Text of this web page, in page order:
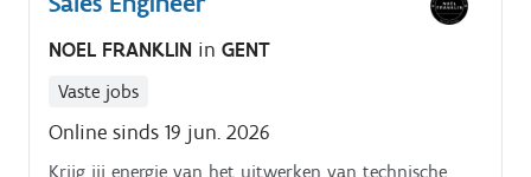
tekeningen, rekening houdend met de technische
mogelijkheden, kwaliteit, budget,
NOEL FRANKLIN in GENT
Vaste jobs
Online sinds 19 jun. 2026
Krijg jij energie van het uitwerken van technische